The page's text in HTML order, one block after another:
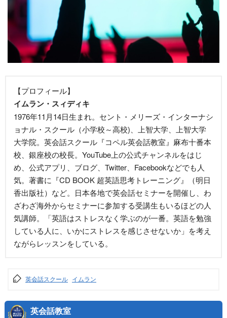
【プロフィール】
イムラン・スィディキ
1976年11月14日生まれ。セント・メリーズ・インターナシ
ョナル・スクール（小学校～高校)、上智大学、上智大学
大学院。英会話スクール『コペル英会話教室』麻布十番本
校、銀座校の校長。YouTube上の公式チャンネルをはじ
め、公式アプリ、ブログ、Twitter、Facebookなどでも人
気。著書に『CD BOOK 超英語思考トレーニング』（明日
香出版社）など。日本各地で英会話セミナーを開催し、わ
ざわざ海外からセミナーに参加する受講生もいるほどの人
気講師。「英語はストレスなく学ぶのが一番。英語を勉強
している人に、いかにストレスを感じさせないか」を考え
ながらレッスンをしている。
英会話スクール イムラン
英会話教室